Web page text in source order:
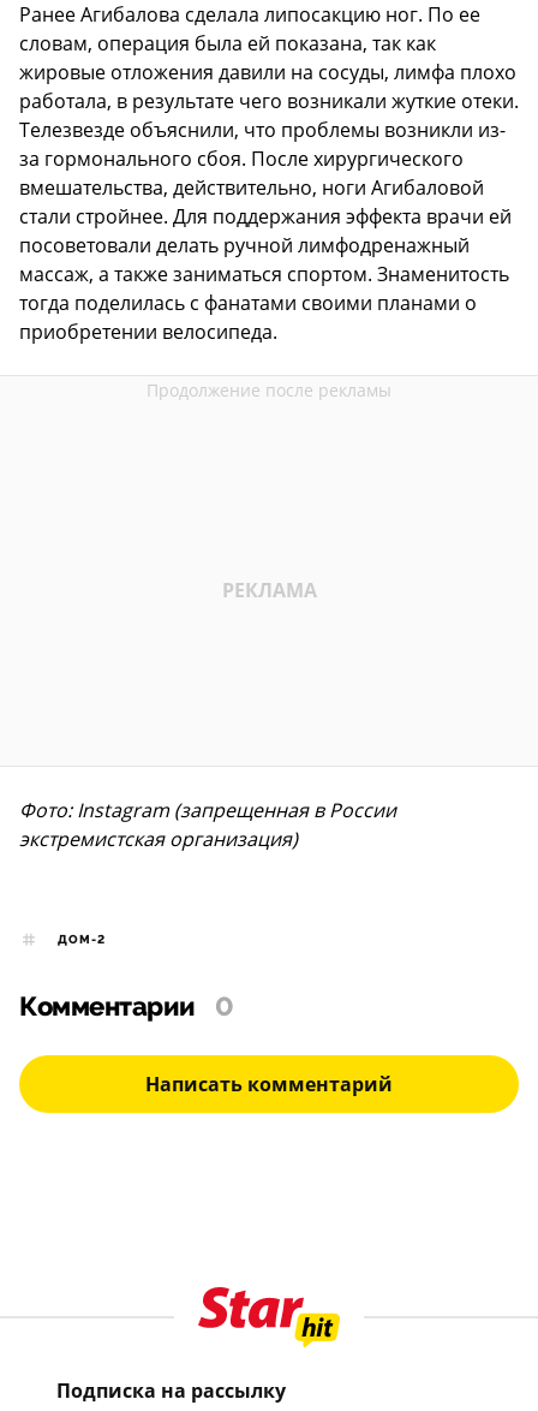
Ранее Агибалова сделала липосакцию ног. По ее
словам, операция была ей показана, так как
жировые отложения давили на сосуды, лимфа плохо
работала, в результате чего возникали жуткие отеки.
Телезвезде объяснили, что проблемы возникли из-
за гормонального сбоя. После хирургического
вмешательства, действительно, ноги Агибаловой
стали стройнее. Для поддержания эффекта врачи ей
посоветовали делать ручной лимфодренажный
массаж, а также заниматься спортом. Знаменитость
тогда поделилась с фанатами своими планами о
приобретении велосипеда.
Фото: Instagram (запрещенная в России
экстремистская организация)
ДОМ-2
Комментарии 0
Написать комментарий
Подписка на рассылку